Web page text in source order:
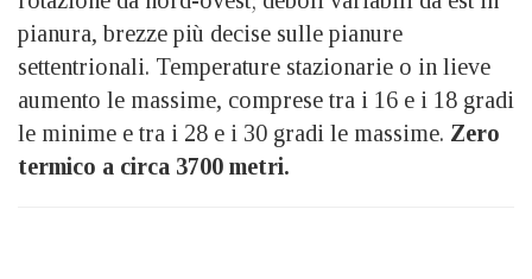
pianura, brezze più decise sulle pianure
settentrionali. Temperature stazionarie o in lieve
aumento le massime, comprese tra i 16 e i 18 gradi
le minime e tra i 28 e i 30 gradi le massime. Zero
termico a circa 3700 metri.